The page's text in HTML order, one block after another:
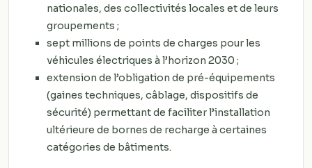
nationales, des collectivités locales et de leurs
groupements ;
sept millions de points de charges pour les
véhicules électriques à l’horizon 2030 ;
extension de l’obligation de pré-équipements
(gaines techniques, câblage, dispositifs de
sécurité) permettant de faciliter l’installation
ultérieure de bornes de recharge à certaines
catégories de bâtiments.